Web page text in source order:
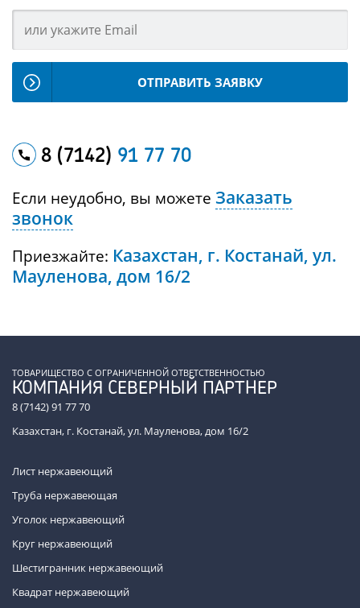
ОТПРАВИТЬ ЗАЯВКУ
8 (7142) 91 77 70
Если неудобно, вы можете Заказать
звонок
Приезжайте: Казахстан, г. Костанай, ул.
Мауленова, дом 16/2
ТОВАРИЩЕСТВО С ОГРАНИЧЕННОЙ ОТВЕТСТВЕННОСТЬЮ
КОМПАНИЯ СЕВЕРНЫЙ ПАРТНЕР
8 (7142) 91 77 70
Казахстан, г. Костанай, ул. Мауленова, дом 16/2
Лист нержавеющий
Труба нержавеющая
Уголок нержавеющий
Круг нержавеющий
Шестигранник нержавеющий
Квадрат нержавеющий